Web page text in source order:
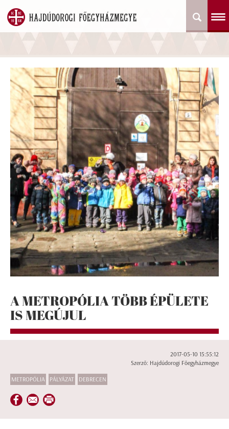
A METROPÓLIA TÖBB ÉPÜLETE
IS MEGÚJUL
2017-05-10 15:55:12
Szerző: Hajdúdorogi Főegyházmegye
METROPÓLIA PÁLYÁZAT DEBRECEN